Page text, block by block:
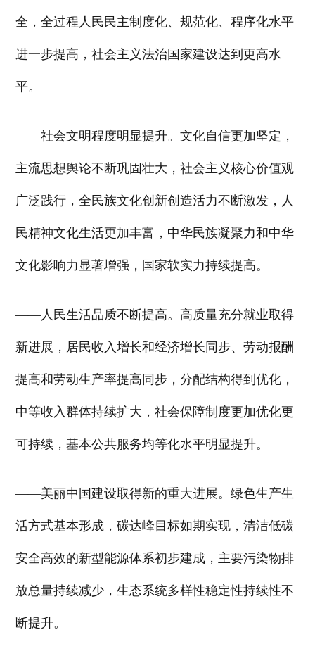
全，全过程人民民主制度化、规范化、程序化水平
进一步提高，社会主义法治国家建设达到更高水
平。
——社会文明程度明显提升。文化自信更加坚定，
主流思想舆论不断巩固壮大，社会主义核心价值观
广泛践行，全民族文化创新创造活力不断激发，人
民精神文化生活更加丰富，中华民族凝聚力和中华
文化影响力显著增强，国家软实力持续提高。
——人民生活品质不断提高。高质量充分就业取得
新进展，居民收入增长和经济增长同步、劳动报酬
提高和劳动生产率提高同步，分配结构得到优化，
中等收入群体持续扩大，社会保障制度更加优化更
可持续，基本公共服务均等化水平明显提升。
——美丽中国建设取得新的重大进展。绿色生产生
活方式基本形成，碳达峰目标如期实现，清洁低碳
安全高效的新型能源体系初步建成，主要污染物排
放总量持续减少，生态系统多样性稳定性持续性不
断提升。